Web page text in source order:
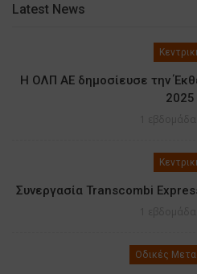
Latest News
Η ΟΛΠ ΑΕ δημοσίευσε την
2025
Συνεργασία Transcombi
Οδικές